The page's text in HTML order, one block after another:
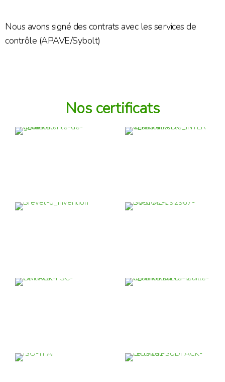
Nous avons signé des contrats avec les services de
contrôle (APAVE/Sybolt)
Nos certificats